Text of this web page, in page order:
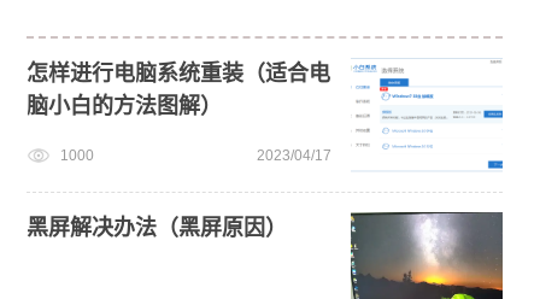
怎样进行电脑系统重装（适合电
脑小白的方法图解）
1000 2023/04/17
黑屏解决办法（黑屏原因）